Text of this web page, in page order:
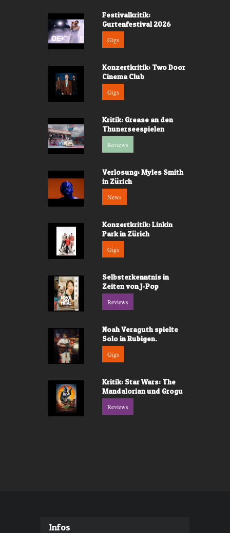
Festivalkritik:
Gurtenfestival 2026
Gigs
Konzertkritik: Two Door
Cinema Club
Gigs
Kritik: Grease an den
Thunerseespielen
Reviews
Verlosung: Myles Smith
in Zürich
News
Konzertkritik: Linkin
Park in Zürich
Gigs
Selbsterkenntnis in
Zeiten von J-Pop
Reviews
Noah Veraguth spielte
Solo in Rubigen.
Gigs
Kritik: Star Wars: The
Mandalorian und Grogu
Reviews
Infos